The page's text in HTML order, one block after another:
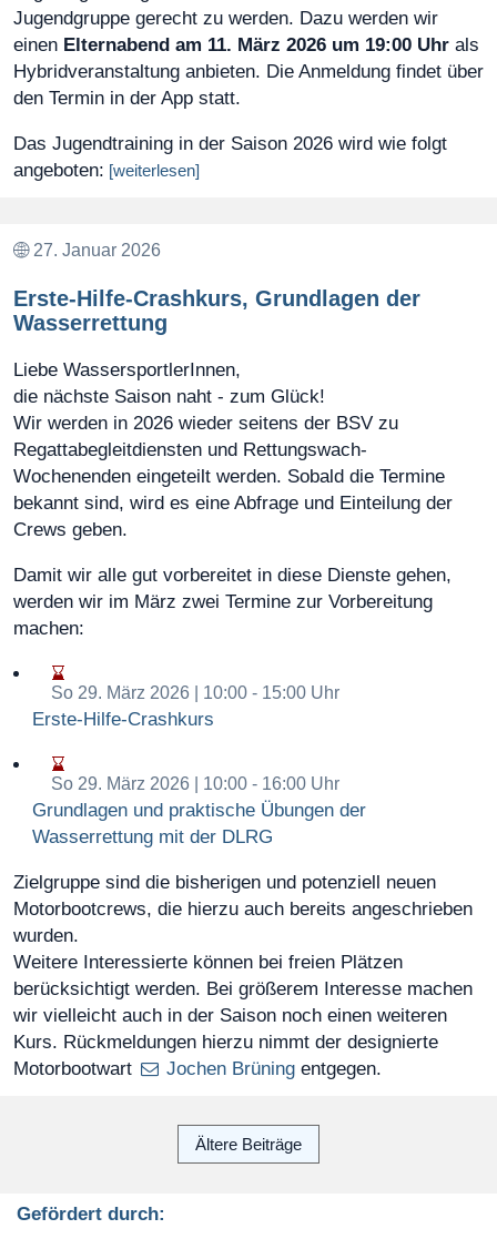
Jugendgruppe gerecht zu werden. Dazu werden wir
einen Elternabend am 11. März 2026 um 19:00 Uhr als
Hybridveranstaltung anbieten. Die Anmeldung findet über
den Termin in der App statt.
Das Jugendtraining in der Saison 2026 wird wie folgt
angeboten: [weiterlesen]
27. Januar 2026
Erste-Hilfe-Crashkurs, Grundlagen der
Wasserrettung
Liebe WassersportlerInnen,
die nächste Saison naht - zum Glück!
Wir werden in 2026 wieder seitens der BSV zu
Regattabegleitdiensten und Rettungswach-
Wochenenden eingeteilt werden. Sobald die Termine
bekannt sind, wird es eine Abfrage und Einteilung der
Crews geben.
Damit wir alle gut vorbereitet in diese Dienste gehen,
werden wir im März zwei Termine zur Vorbereitung
machen:
So 29. März 2026 | 10:00 - 15:00 Uhr
Erste-Hilfe-Crashkurs
So 29. März 2026 | 10:00 - 16:00 Uhr
Grundlagen und praktische Übungen der
Wasserrettung mit der DLRG
Zielgruppe sind die bisherigen und potenziell neuen
Motorbootcrews, die hierzu auch bereits angeschrieben
wurden.
Weitere Interessierte können bei freien Plätzen
berücksichtigt werden. Bei größerem Interesse machen
wir vielleicht auch in der Saison noch einen weiteren
Kurs. Rückmeldungen hierzu nimmt der designierte
Motorbootwart
Jochen Brüningentgegen.
Ältere Beiträge
Gefördert durch: